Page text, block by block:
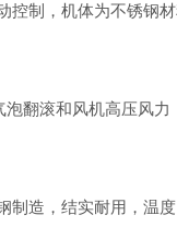
制，机体为不锈钢材
滚和风机高压风力
造，结实耐用，温度